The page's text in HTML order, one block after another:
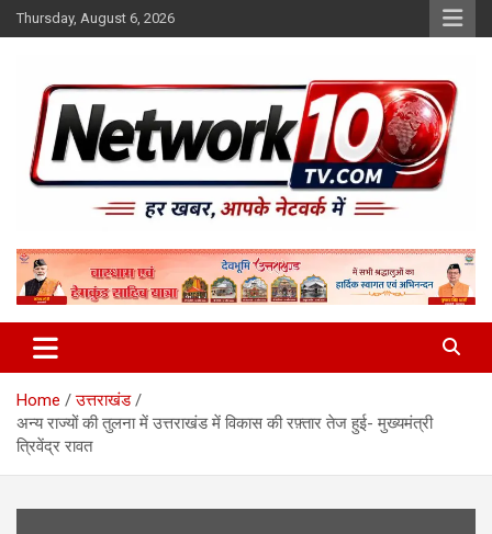
Skip
to
Thursday, August 6, 2026
Network10tv
Home
उत्तराखंड
अन्य राज्यों की तुलना में उत्तराखंड में विकास की रफ़्तार तेज हुई- मुख्यमंत्री
त्रिवेंद्र रावत